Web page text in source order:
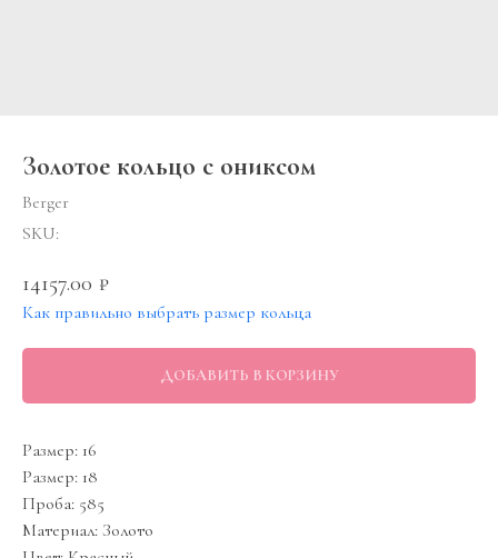
Золотое кольцо с ониксом
Berger
SKU:
14157.00 ₽
Как правильно выбрать размер кольца
ДОБАВИТЬ В КОРЗИНУ
Размер: 16
Размер: 18
Проба: 585
Материал: Золото